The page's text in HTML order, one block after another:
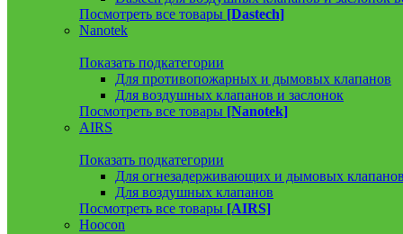
Посмотреть все товары [Dastech]
Nanotek
Показать подкатегории
Для противопожарных и дымовых клапанов
Для воздушных клапанов и заслонок
Посмотреть все товары [Nanotek]
AIRS
Показать подкатегории
Для огнезадерживающих и дымовых
Для воздушных клапанов
Посмотреть все товары [AIRS]
Hoocon